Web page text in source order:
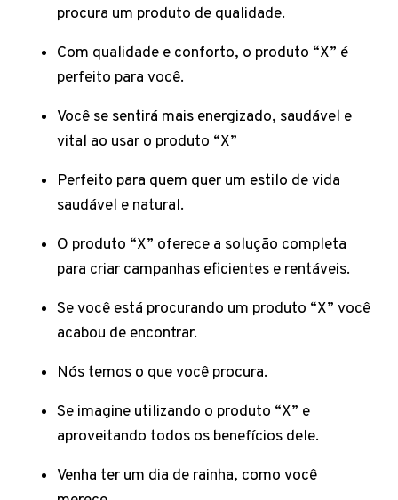
procura um produto de qualidade.
Com qualidade e conforto, o produto “X” é
perfeito para você.
Você se sentirá mais energizado, saudável e
vital ao usar o produto “X”
Perfeito para quem quer um estilo de vida
saudável e natural.
O produto “X” oferece a solução completa
para criar campanhas eficientes e rentáveis.
Se você está procurando um produto “X” você
acabou de encontrar.
Nós temos o que você procura.
Se imagine utilizando o produto “X” e
aproveitando todos os benefícios dele.
Venha ter um dia de rainha, como você